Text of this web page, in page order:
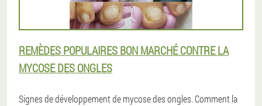
REMÈDES POPULAIRES BON MARCHÉ CONTRE LA
MYCOSE DES ONGLES
Signes de développement de mycose des ongles. Comment la